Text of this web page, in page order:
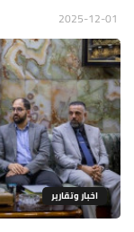
اخبار وتقارير